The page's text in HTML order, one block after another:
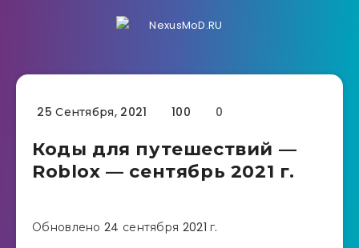
25 Сентября, 2021 100 0
Коды для путешествий —
Roblox — сентябрь 2021 г.
Обновлено 24 сентября 2021 г.